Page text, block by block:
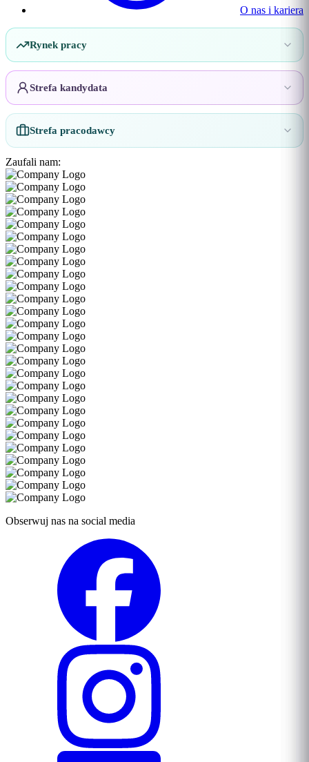
O nas i kariera
Rynek pracy
Strefa kandydata
Strefa pracodawcy
Zaufali nam:
Obserwuj nas na social media